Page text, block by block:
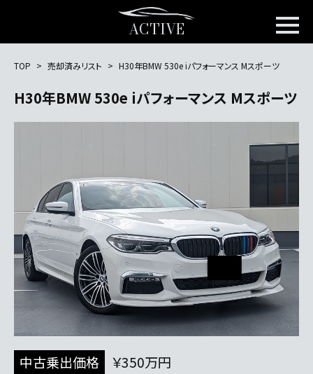
ACTIVE
TOP 売却済みリスト H30年BMW 530e iパフォーマンス Mスポーツ
H30年BMW 530e iパフォーマンス Mスポーツ
中古乗出価格
￥350万円